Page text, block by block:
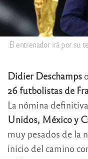
El entrenador irá por su
Didier Deschamps
26 futbolistas de
La nómina
Unidos, México y
muy pesados de la
inicio del camino